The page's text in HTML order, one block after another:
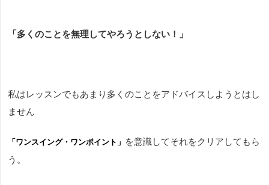
「多くのことを無理してやろうとしない！」
私はレッスンでもあまり多くのことをアドバイスしようとはし
ません
「ワンスイング・ワンポイント」 を意識してそれをクリアしてもら
う。